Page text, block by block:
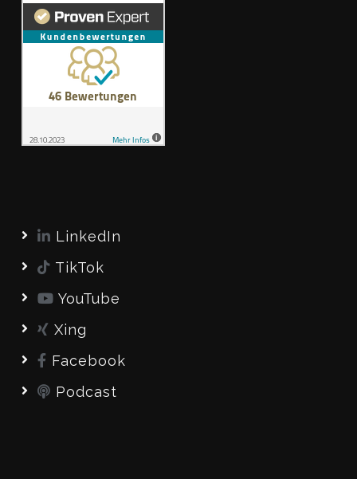
LinkedIn
TikTok
YouTube
Xing
Facebook
Podcast